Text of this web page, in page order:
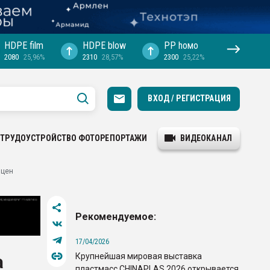
HDPE film
2080 25,96%
HDPE blow
2310 28,57%
PP hомо
2300 25,22%
ВХОД / РЕГИСТРАЦИЯ
ТРУДОУСТРОЙСТВО ФОТОРЕПОРТАЖИ ВИДЕОКАНАЛ
Рекомендуемое:
17/04/2026
Крупнейшая мировая выставка